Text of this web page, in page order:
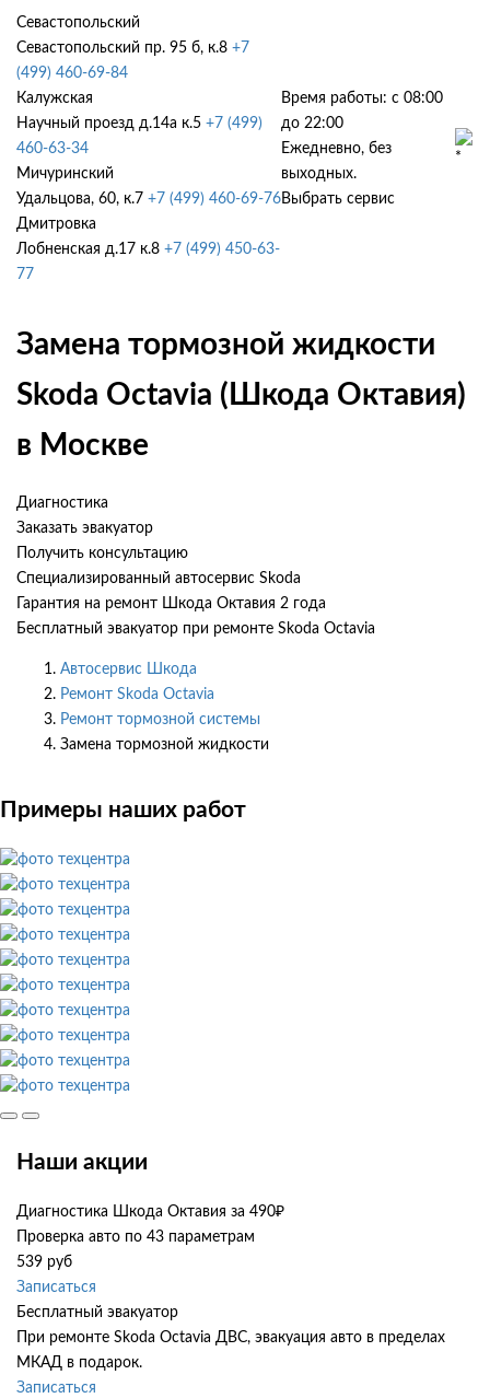
Севастопольский
Севастопольский пр. 95 б, к.8 +7
(499) 460-69-84
Калужская
Научный проезд д.14а к.5 +7 (499)
460-63-34
Мичуринский
Удальцова, 60, к.7 +7 (499) 460-69-76
Дмитровка
Лобненская д.17 к.8 +7 (499) 450-63-
77
Время работы: с 08:00
до 22:00
Ежедневно, без
выходных.
Выбрать сервис
Замена тормозной жидкости
Skoda Octavia (Шкода Октавия)
в Москве
Диагностика
Заказать эвакуатор
Получить консультацию
Специализированный автосервис Skoda
Гарантия на ремонт Шкода Октавия 2 года
Бесплатный эвакуатор при ремонте Skoda Octavia
Автосервис Шкода
Ремонт Skoda Octavia
Ремонт тормозной системы
Замена тормозной жидкости
Примеры наших работ
Наши акции
Диагностика Шкода Октавия за 490₽
Проверка авто по 43 параметрам
539 руб
Записаться
Бесплатный эвакуатор
При ремонте Skoda Octavia ДВС, эвакуация авто в пределах
МКАД в подарок.
Записаться